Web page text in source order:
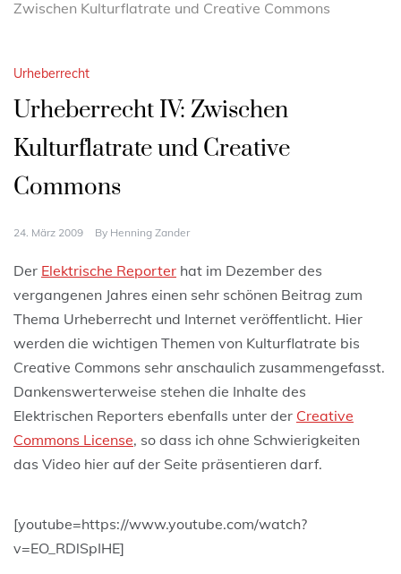
Zwischen Kulturflatrate und Creative Commons
Urheberrecht
Urheberrecht IV: Zwischen
Kulturflatrate und Creative
Commons
24. März 2009 By Henning Zander
Der Elektrische Reporter hat im Dezember des
vergangenen Jahres einen sehr schönen Beitrag zum
Thema Urheberrecht und Internet veröffentlicht. Hier
werden die wichtigen Themen von Kulturflatrate bis
Creative Commons sehr anschaulich zusammengefasst.
Dankenswerterweise stehen die Inhalte des
Elektrischen Reporters ebenfalls unter der Creative
Commons License, so dass ich ohne Schwierigkeiten
das Video hier auf der Seite präsentieren darf.
[youtube=https://www.youtube.com/watch?
v=EO_RDlSpIHE]